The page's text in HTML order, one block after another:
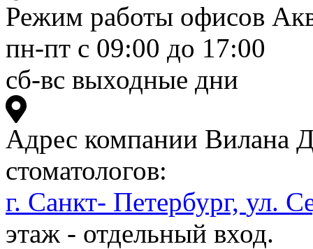
Режим работы офисов
пн-пт с 09:00 до 17:00
сб-вс выходные дни
Адрес компании Вилана
стоматологов:
г. Санкт- Петербург, ул.
этаж - отдельный вход.